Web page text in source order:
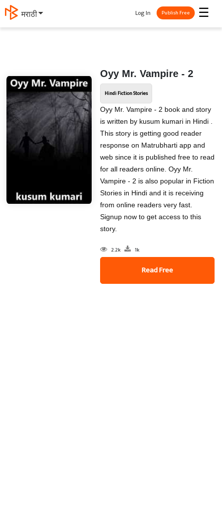
मराठी ☰
Log In Publish Free
Oyy Mr. Vampire - 2
Hindi Fiction Stories
Oyy Mr. Vampire - 2 book and story
is written by kusum kumari in Hindi .
This story is getting good reader
response on Matrubharti app and
web since it is published free to read
for all readers online. Oyy Mr.
Vampire - 2 is also popular in Fiction
Stories in Hindi and it is receiving
from online readers very fast.
Signup now to get access to this
story.
2.2k 1k
Read Free